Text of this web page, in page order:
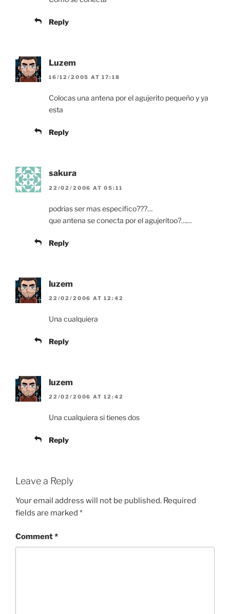
Reply
Luzem
16/12/2005 AT 17:18
Colocas una antena por el agujerito pequeño y ya
esta
Reply
sakura
22/02/2006 AT 05:11
podrias ser mas especifico???…
que antena se conecta por el agujeritoo?……
Reply
luzem
22/02/2006 AT 12:42
Una cualquiera
Reply
luzem
22/02/2006 AT 12:42
Una cualquiera si tienes dos
Reply
Leave a Reply
Your email address will not be published. Required
fields are marked *
Comment*